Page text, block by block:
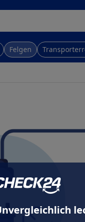
Felgen